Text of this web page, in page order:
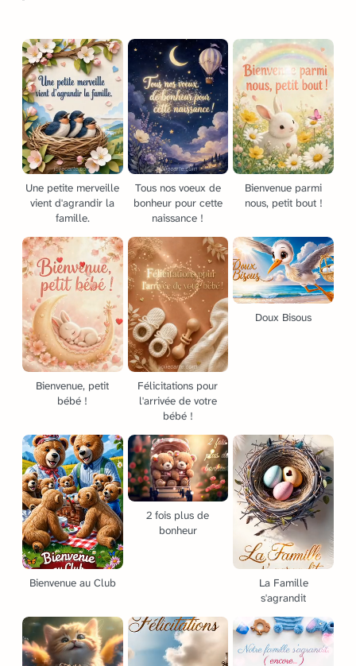
Une petite merveille
vient d'agrandir la
famille.
Tous nos voeux de
bonheur pour cette
naissance !
Bienvenue parmi
nous, petit bout !
Bienvenue, petit
bébé !
Félicitations pour
l'arrivée de votre
bébé !
Doux Bisous
Bienvenue au Club
2 fois plus de
bonheur
La Famille
s'agrandit